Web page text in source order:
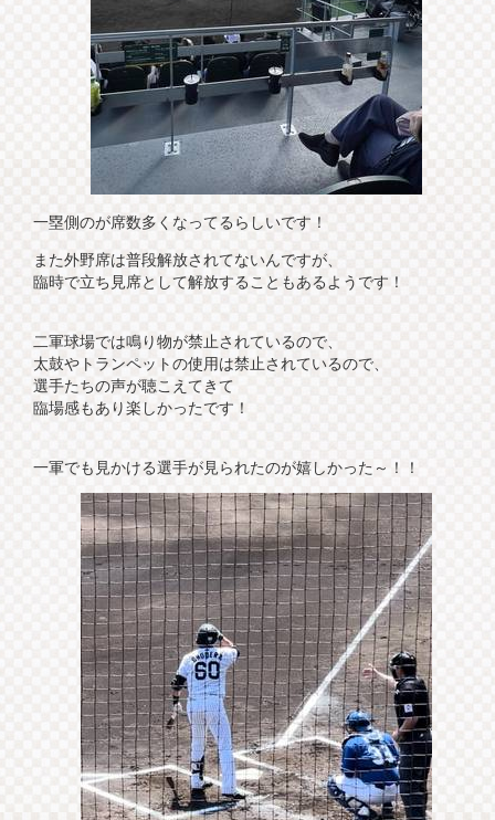
一塁側のが席数多くなってるらしいです！
また外野席は普段解放されてないんですが、
臨時で立ち見席として解放することもあるようです！
二軍球場では鳴り物が禁止されているので、
太鼓やトランペットの使用は禁止されているので、
選手たちの声が聴こえてきて
臨場感もあり楽しかったです！
一軍でも見かける選手が見られたのが嬉しかった～！！